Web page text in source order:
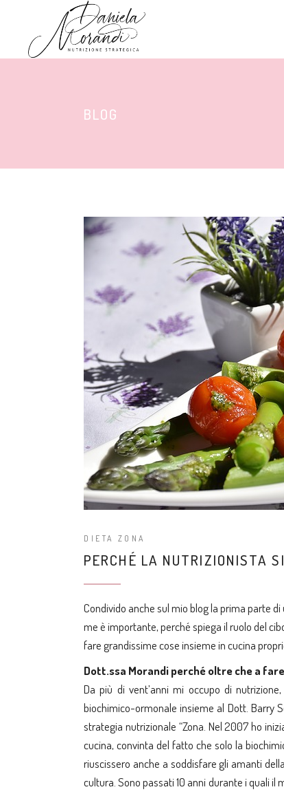
BLOG
DIETA ZONA
PERCHÉ LA NUTRIZIONISTA
Condivido anche sul mio blog la prima parte
me è importante, perché spiega il ruolo del
fare grandissime cose insieme in cucina
Dott.ssa Morandi perché oltre che a
Da più di vent’anni mi occupo di
biochimico-ormonale insieme al Dott. Barry
strategia nutrizionale “Zona. Nel 2007 ho
cucina, convinta del fatto che solo la
riuscissero anche a soddisfare gli amanti
cultura. Sono passati 10 anni durante i quali il